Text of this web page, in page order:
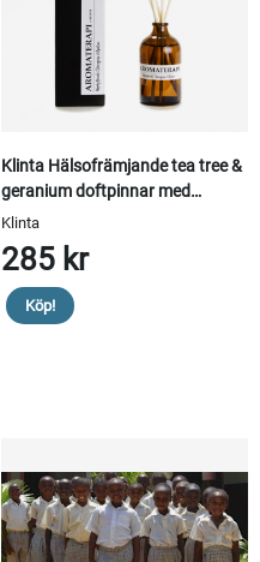
Klinta Hälsofrämjande tea tree &
geranium doftpinnar med
eteriska oljor
Klinta
285 kr
Köp!